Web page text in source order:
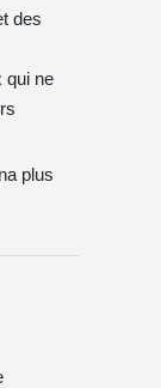
des
qui ne
plus